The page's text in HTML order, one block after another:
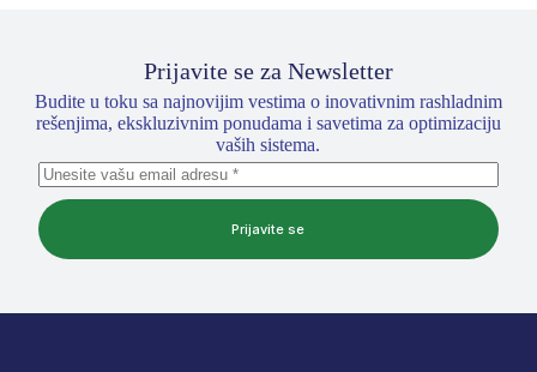
Prijavite se za Newsletter
Budite u toku sa najnovijim vestima o inovativnim rashladnim
rešenjima, ekskluzivnim ponudama i savetima za optimizaciju
vaših sistema.
Prijavite se